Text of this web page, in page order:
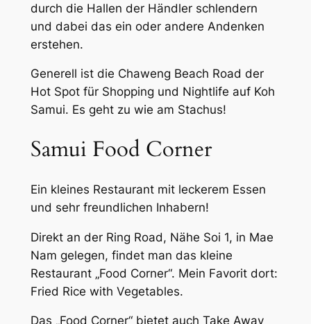
durch die Hallen der Händler schlendern
und dabei das ein oder andere Andenken
erstehen.
Generell ist die Chaweng Beach Road der
Hot Spot für Shopping und Nightlife auf Koh
Samui. Es geht zu wie am Stachus!
Samui Food Corner
Ein kleines Restaurant mit leckerem Essen
und sehr freundlichen Inhabern!
Direkt an der Ring Road, Nähe Soi 1, in Mae
Nam gelegen, findet man das kleine
Restaurant „Food Corner“. Mein Favorit dort:
Fried Rice with Vegetables.
Das „Food Corner“ bietet auch Take Away